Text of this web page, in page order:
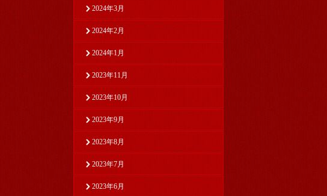
2024年3月
2024年2月
2024年1月
2023年11月
2023年10月
2023年9月
2023年8月
2023年7月
2023年6月